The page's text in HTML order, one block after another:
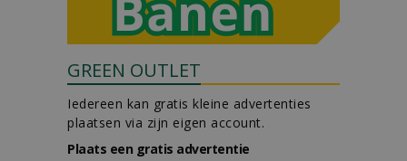
GREEN OUTLET
Iedereen kan gratis kleine advertenties
plaatsen via zijn eigen account.
Plaats een gratis advertentie